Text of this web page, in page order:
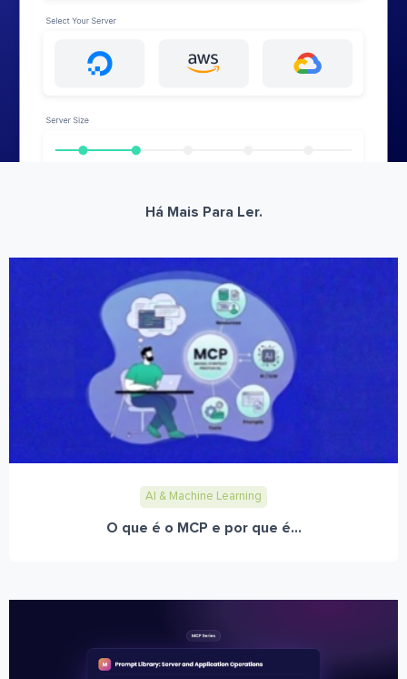
Há Mais Para Ler.
AI & Machine Learning
O que é o MCP e por que é...